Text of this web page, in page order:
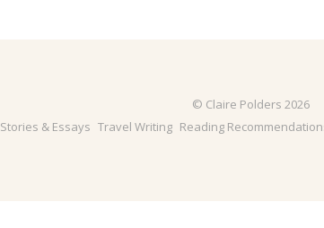
© Claire Polders 2026
Stories & Essays Travel Writing Reading